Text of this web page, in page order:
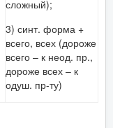
сложный);
3) синт. форма +
всего, всех (дороже
всего – к неод. пр.,
дороже всех – к
одуш. пр-ту)